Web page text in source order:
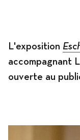
L'exposition
accompagnant
ouverte au